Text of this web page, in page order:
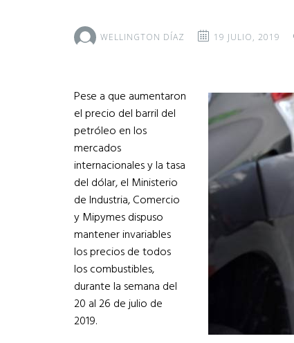
WELLINGTON DÍAZ 19 JULIO, 2019
Pese a que aumentaron
el precio del barril del
petróleo en los
mercados
internacionales y la tasa
del dólar, el Ministerio
de Industria, Comercio
y Mipymes dispuso
mantener invariables
los precios de todos
los combustibles,
durante la semana del
20 al 26 de julio de
2019.